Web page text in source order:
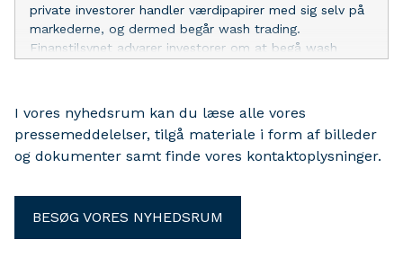
private investorer handler værdipapirer med sig selv på
markederne, og dermed begår wash trading.
Finanstilsynet advarer investorer om at begå wash
I vores nyhedsrum kan du læse alle vores
pressemeddelelser, tilgå materiale i form af billeder
og dokumenter samt finde vores kontaktoplysninger.
BESØG VORES NYHEDSRUM